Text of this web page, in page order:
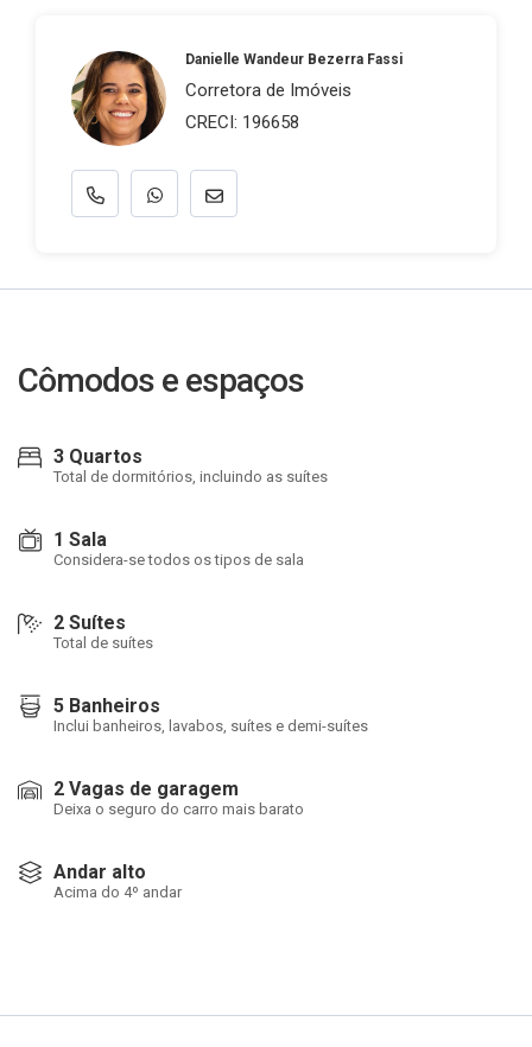
Danielle Wandeur Bezerra Fassi
Corretora de Imóveis
CRECI: 196658
Cômodos e espaços
3 Quartos
Total de dormitórios, incluindo as suítes
1 Sala
Considera-se todos os tipos de sala
2 Suítes
Total de suítes
5 Banheiros
Inclui banheiros, lavabos, suítes e demi-suítes
2 Vagas de garagem
Deixa o seguro do carro mais barato
Andar alto
Acima do 4º andar